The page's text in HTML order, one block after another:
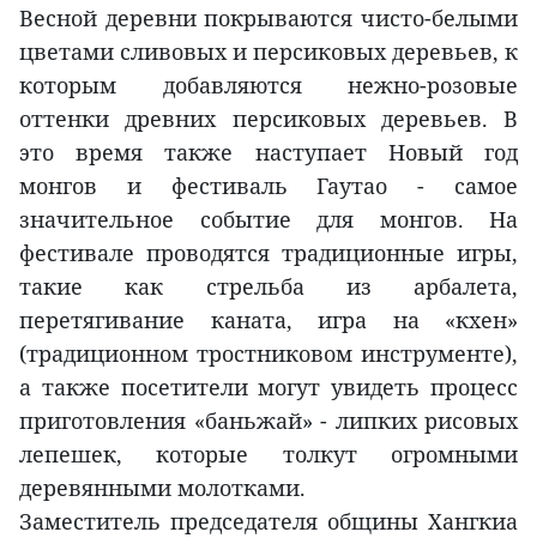
Весной деревни покрываются чисто-белыми
цветами сливовых и персиковых деревьев, к
которым добавляются нежно-розовые
оттенки древних персиковых деревьев. В
это время также наступает Новый год
монгов и фестиваль Гаутао - самое
значительное событие для монгов. На
фестивале проводятся традиционные игры,
такие как стрельба из арбалета,
перетягивание каната, игра на «кхен»
(традиционном тростниковом инструменте),
а также посетители могут увидеть процесс
приготовления «баньжай» - липких рисовых
лепешек, которые толкут огромными
деревянными молотками.
Заместитель председателя общины Хангкиа